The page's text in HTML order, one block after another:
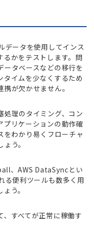
データを使用してインス
るかをテストします。問
ータベースなどの移行を
タイムを少なくするため
が欠かせません。
処理のタイミング、コン
プリケーションの動作確
をわかり易くフローチャ
う。
、AWS DataSyncとい
る便利ツールも数多く用
う。
すべてが正常に稼働す